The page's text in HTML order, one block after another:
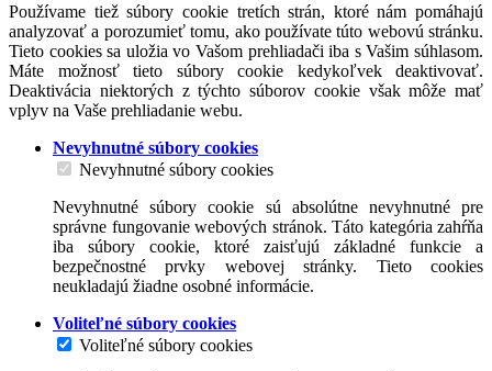
Používame tiež súbory cookie tretích strán, ktoré nám pomáhajú
analyzovať a porozumieť tomu, ako používate túto webovú stránku.
Tieto cookies sa uložia vo Vašom prehliadači iba s Vašim súhlasom.
Máte možnosť tieto súbory cookie kedykoľvek deaktivovať.
Deaktivácia niektorých z týchto súborov cookie však môže mať
vplyv na Vaše prehliadanie webu.
Nevyhnutné súbory cookies
Nevyhnutné súbory cookies
Nevyhnutné súbory cookie sú absolútne nevyhnutné pre
správne fungovanie webových stránok. Táto kategória zahŕňa
iba súbory cookie, ktoré zaisťujú základné funkcie a
bezpečnostné prvky webovej stránky. Tieto cookies
neukladajú žiadne osobné informácie.
Voliteľné súbory cookies
Voliteľné súbory cookies